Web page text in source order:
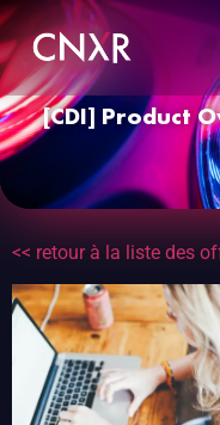
[CDI] Product
<< retour à la liste des